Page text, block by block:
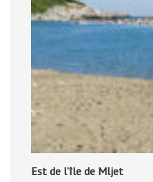
Est de l’île de Mljet